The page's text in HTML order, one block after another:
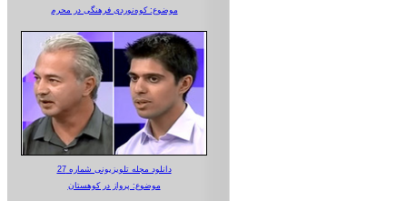
موضوع: کوه‌نوردی فرهنگی در محرم
دانلود مجله تلویزیونی شماره 27
موضوع: پرواز در کوهستان